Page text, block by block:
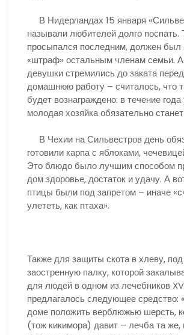
В Нидерландах 15 января
называли любителей долго поспать.
просыпался последним, должен был
«штраф» остальным членам семьи.
девушки стремились до заката
домашнюю работу – считалось, что
будет вознаграждено: в течение
молодая хозяйка обязательно
В Чехии на Сильвестров день
готовили карпа с яблоками,
Это блюдо было лучшим способом
дом здоровье, достаток и удачу. А
птицы были под запретом – иначе
улететь, как птаха».
Также для защиты скота в хлеву,
заостренную палку, которой
для людей в одном из лечебников
предлагалось следующее средство:
доме положить верблюжью шерсть,
(тож кикимора) давит – лечба та же,